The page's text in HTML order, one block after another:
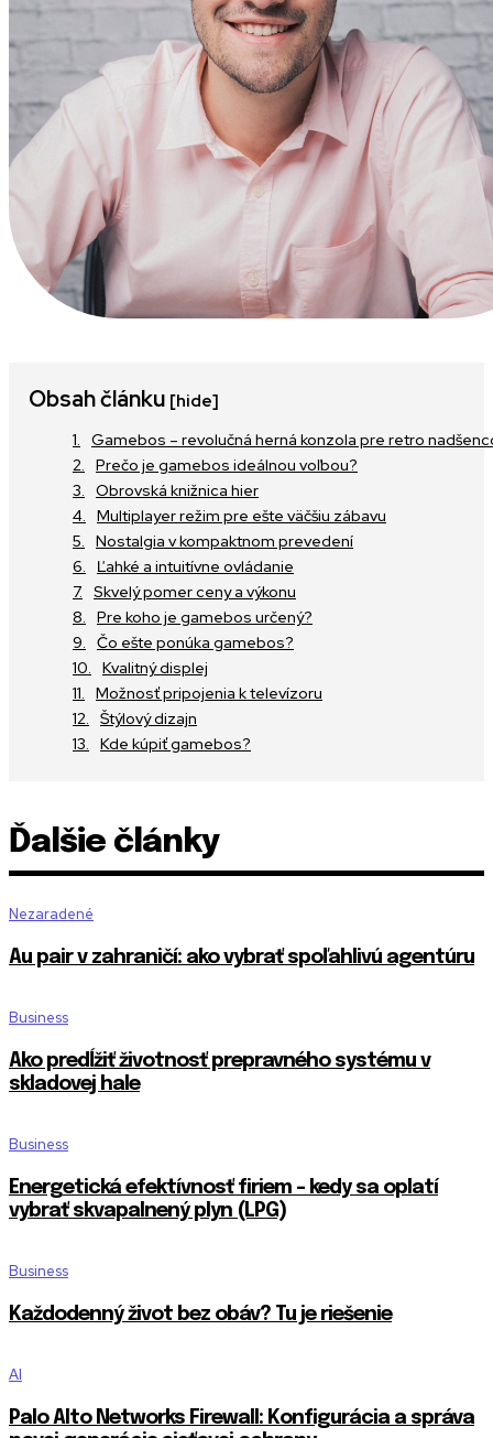
Obsah článku [hide]
Gamebos – revolučná herná konzola pre retro
Prečo je gamebos ideálnou voľbou?
Obrovská knižnica hier
Multiplayer režim pre ešte väčšiu zábavu
Nostalgia v kompaktnom prevedení
Ľahké a intuitívne ovládanie
Skvelý pomer ceny a výkonu
Pre koho je gamebos určený?
Čo ešte ponúka gamebos?
Kvalitný displej
Možnosť pripojenia k televízoru
Štýlový dizajn
Kde kúpiť gamebos?
Ďalšie články
Nezaradené
Au pair v zahraničí: ako vybrať spoľahlivú agentúru
Business
Ako predĺžiť životnosť prepravného systému v
skladovej hale
Business
Energetická efektívnosť firiem – kedy sa oplatí
vybrať skvapalnený plyn (LPG)
Business
Každodenný život bez obáv? Tu je riešenie
AI
Palo Alto Networks Firewall: Konfigurácia a správa